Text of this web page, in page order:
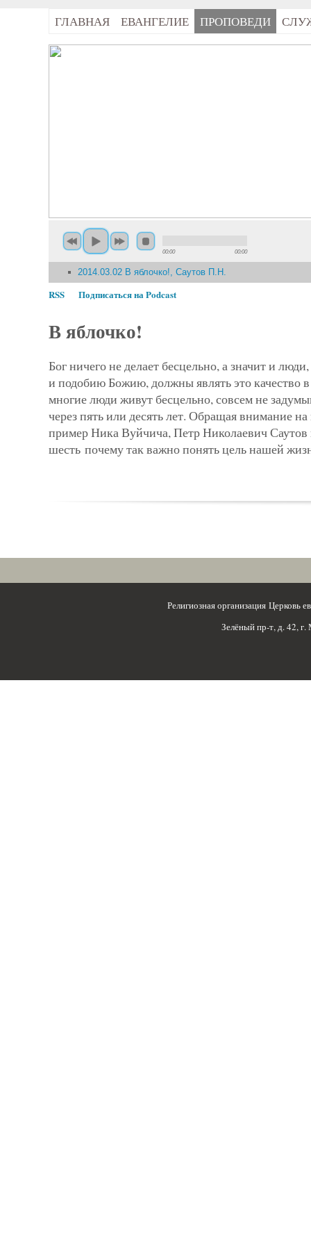
ГЛАВНАЯ ЕВАНГЕЛИЕ ПРОПОВЕДИ
00:00 00:00
2014.03.02 В яблочко!, Саутов П.Н.
RSS Подписаться на Podcast
В яблочко!
Бог ничего не делает бесцельно, а значит и
и подобию Божию, должны являть это качество
многие люди живут бесцельно, совсем не
через пять или десять лет. Обращая внимание
пример Ника Вуйчича, Петр Николаевич Саутов
шесть почему так важно понять цель нашей
Религиозная организация
Зелёный пр-т, д. 42,